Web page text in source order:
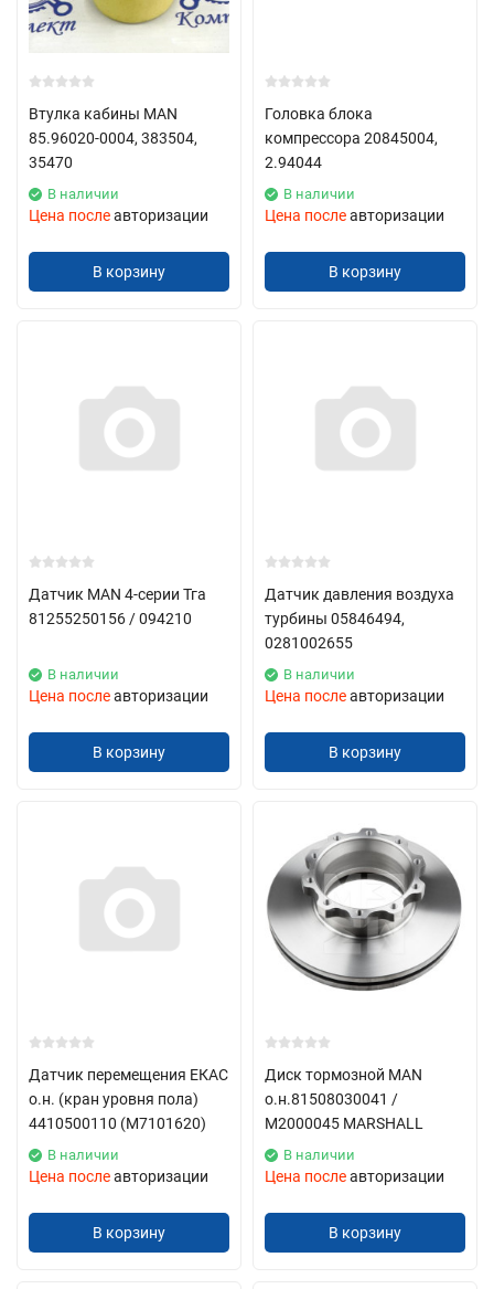
Втулка кабины MAN
85.96020-0004, 383504,
35470
В наличии
Цена послеавторизации
В корзину
Головка блока
компрессора 20845004,
2.94044
В наличии
Цена послеавторизации
В корзину
Датчик MAN 4-серии Тга
81255250156 / 094210
В наличии
Цена послеавторизации
В корзину
Датчик давления воздуха
турбины 05846494,
0281002655
В наличии
Цена послеавторизации
В корзину
Датчик перемещения ЕКАС
о.н. (кран уровня пола)
4410500110 (М7101620)
В наличии
Цена послеавторизации
В корзину
Диск тормозной MAN
о.н.81508030041 /
М2000045 MARSHALL
В наличии
Цена послеавторизации
В корзину